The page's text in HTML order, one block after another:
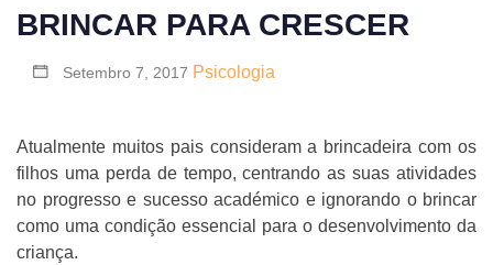
BRINCAR PARA CRESCER
Setembro 7, 2017 Psicologia
Atualmente muitos pais consideram a brincadeira com os
filhos uma perda de tempo, centrando as suas atividades
no progresso e sucesso académico e ignorando o brincar
como uma condição essencial para o desenvolvimento da
criança.